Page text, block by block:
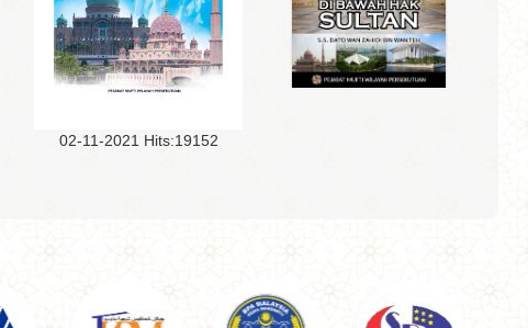
02-11-2021 Hits:19152